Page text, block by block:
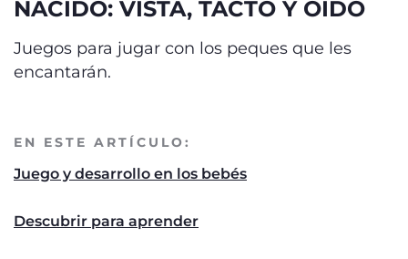
NACIDO: VISTA, TACTO Y OÍDO
Juegos para jugar con los peques que les
encantarán.
EN ESTE ARTÍCULO:
Juego y desarrollo en los bebés
Descubrir para aprender